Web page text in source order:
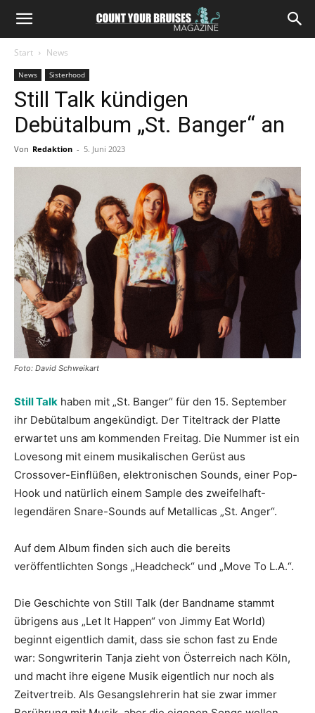
Start News
News Sisterhood
Still Talk kündigen
Debütalbum „St. Banger“ an
Von Redaktion - 5. Juni 2023
Foto: David Schweikart
Still Talk haben mit „St. Banger“ für den 15. September
ihr Debütalbum angekündigt. Der Titeltrack der Platte
erwartet uns am kommenden Freitag. Die Nummer ist ein
Lovesong mit einem musikalischen Gerüst aus
Crossover-Einflüßen, elektronischen Sounds, einer Pop-
Hook und natürlich einem Sample des zweifelhaft-
legendären Snare-Sounds auf Metallicas „St. Anger“.
Auf dem Album finden sich auch die bereits
veröffentlichten Songs „Headcheck“ und „Move To L.A.“.
Die Geschichte von Still Talk (der Bandname stammt
übrigens aus „Let It Happen“ von Jimmy Eat World)
beginnt eigentlich damit, dass sie schon fast zu Ende
war: Songwriterin Tanja zieht von Österreich nach Köln,
und macht ihre eigene Musik eigentlich nur noch als
Zeitvertreib. Als Gesangslehrerin hat sie zwar immer